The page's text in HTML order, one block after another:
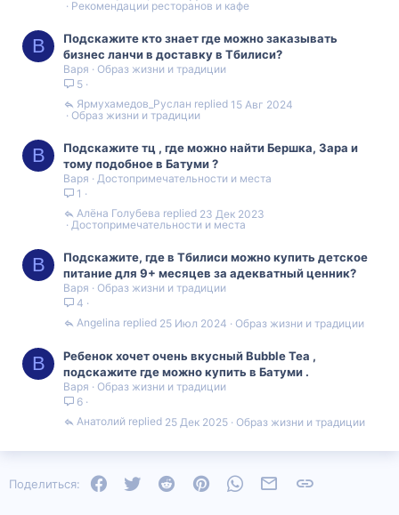
Рекомендации ресторанов и кафе
В
Подскажите кто знает где можно заказывать
бизнес ланчи в доставку в Тбилиси?
Варя
Образ жизни и традиции
5
Образ жизни и традиции
15 Авг 2024
Ярмухамедов_Руслан
В
Подскажите тц , где можно найти Бершка, Зара и
тому подобное в Батуми ?
Варя
Достопримечательности и места
1
Достопримечательности и места
23 Дек 2023
Алëна Голубева
В
Подскажите, где в Тбилиси можно купить детское
питание для 9+ месяцев за адекватный ценник?
Варя
Образ жизни и традиции
4
Образ жизни и традиции
25 Июл 2024
Angelina
В
Ребенок хочет очень вкусный Bubble Tea ,
подскажите где можно купить в Батуми .
Варя
Образ жизни и традиции
6
Образ жизни и традиции
25 Дек 2025
Анатолий
Поделиться: FacebookTwitter Reddit PinterestWhatsAppЭлектронная почта